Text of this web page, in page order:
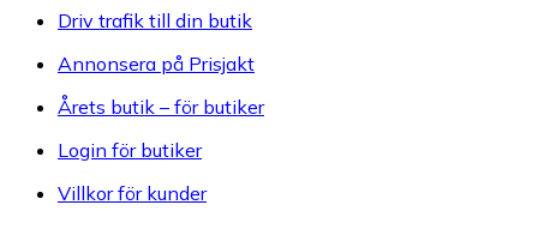
Driv trafik till din butik
Annonsera på Prisjakt
Årets butik – för butiker
Login för butiker
Villkor för kunder